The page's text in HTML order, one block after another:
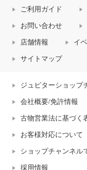
ご利用ガイド
お問い合わせ
店舗情報 イ
サイトマップ
ジュピターショップ
会社概要/免許情報
古物営業法に基づく
お客様対応について
ショップチャンネル
採用情報